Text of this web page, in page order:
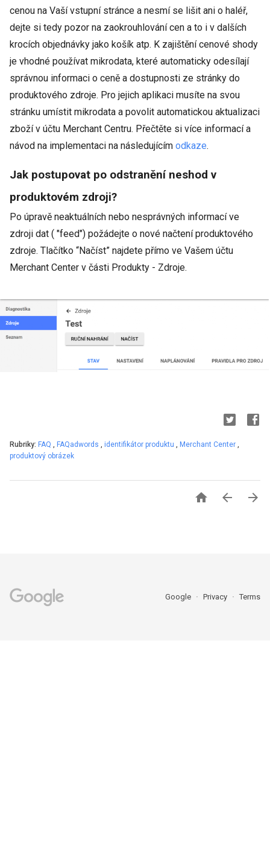
cenou na Vaší vstupní stránce a nesmí se lišit ani o haléř,
dejte si tedy pozor na zaokrouhlování cen a to i v dalších
krocích objednávky jako košík atp. K zajištění cenové shody
je vhodné používat mikrodata, které automaticky odesílají
správnou informaci o ceně a dostupnosti ze stránky do
produktového zdroje. Pro jejich aplikaci musíte na svou
stránku umístit mikrodata a povolit automatickou aktualizaci
zboží v účtu Merchant Centru. Přečtěte si více informací a
návod na implementaci na následujícím odkaze.
Jak postupovat po odstranění neshod v
produktovém zdroji?
Po úpravě neaktuálních nebo nesprávných informací ve
zdroji dat ( "feed") požádejte o nové načtení produktového
zdroje. Tlačítko “Načíst” najdete přímo ve Vašem účtu
Merchant Center v části Produkty - Zdroje.
Rubriky: FAQ , FAQadwords , identifikátor produktu , Merchant Center ,
produktový obrázek
  
Google Privacy Terms